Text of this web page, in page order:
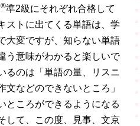
®準2級にそれぞれ合格して
ストに出てくる単語は、学
大変ですが、知らない単語
う意味がわかると楽しいで
るのは「単語の量、リスニ
文などのできないところ」
ところができるようになる
して、この度、見事、文京